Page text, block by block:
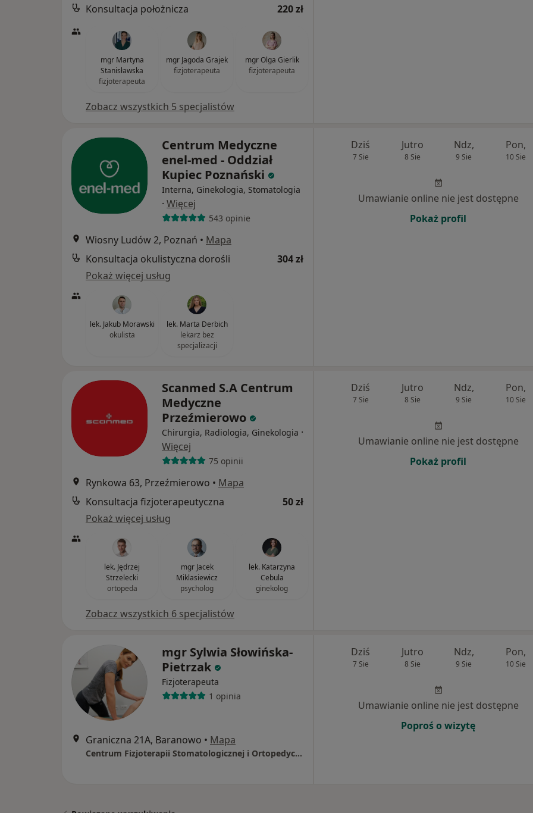
Konsultacja położnicza
220 zł
mgr Martyna
Stanisławska
fizjoterapeuta
mgr Jagoda Grajek
fizjoterapeuta
mgr Olga Gierlik
fizjoterapeuta
Zobacz wszystkich 5 specjalistów
Centrum Medyczne
enel-med - Oddział
Kupiec Poznański
Interna, Ginekologia, Stomatologia
· Więcej
543 opinie
Wiosny Ludów 2, Poznań • Mapa
Konsultacja okulistyczna dorośli
304 zł
Pokaż więcej usług
lek. Jakub Morawski
okulista
lek. Marta Derbich
lekarz bez
specjalizacji
Dziś
7 Sie
Jutro
8 Sie
Ndz,
9 Sie
Pon,
10 Sie
Umawianie online nie jest dostępne
Pokaż profil
Scanmed S.A Centrum
Medyczne
Przeźmierowo
Chirurgia, Radiologia, Ginekologia ·
Więcej
75 opinii
Rynkowa 63, Przeźmierowo • Mapa
Konsultacja fizjoterapeutyczna
50 zł
Pokaż więcej usług
lek. Jędrzej
Strzelecki
ortopeda
mgr Jacek
Miklasiewicz
psycholog
lek. Katarzyna
Cebula
ginekolog
Zobacz wszystkich 6 specjalistów
Dziś
7 Sie
Jutro
8 Sie
Ndz,
9 Sie
Pon,
10 Sie
Umawianie online nie jest dostępne
Pokaż profil
mgr Sylwia Słowińska-
Pietrzak
Fizjoterapeuta
1 opinia
Graniczna 21A, Baranowo • Mapa
Centrum Fizjoterapii Stomatologicznej i Ortopedycznej Ortognatic
Dziś
7 Sie
Jutro
8 Sie
Ndz,
9 Sie
Pon,
10 Sie
Umawianie online nie jest dostępne
Poproś o wizytę